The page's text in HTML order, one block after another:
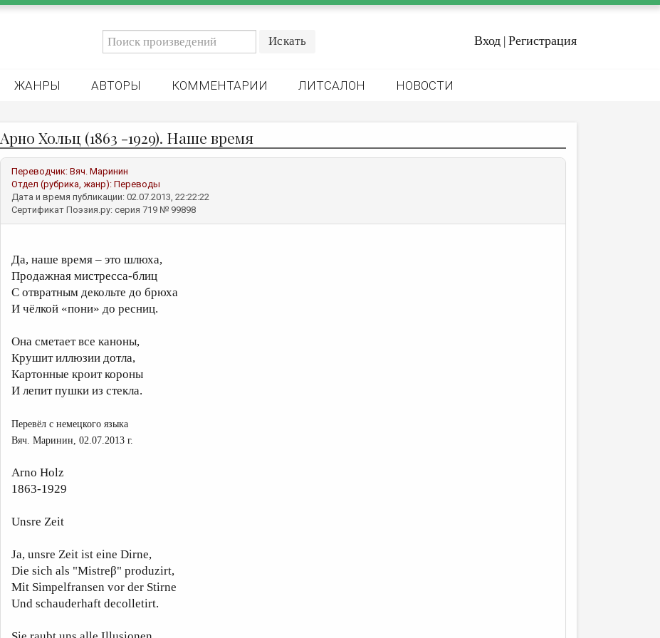
Вход | Регистрация
ЖАНРЫ АВТОРЫ КОММЕНТАРИИ ЛИТСАЛОН НОВОСТИ
Арно Хольц (1863 -1929). Наше время
Переводчик: Вяч. Маринин
Отдел (рубрика, жанр): Переводы
Дата и время публикации: 02.07.2013, 22:22:22
Сертификат Поэзия.ру: серия 719 № 99898
Да, наше время – это шлюха,
Продажная мистресса-блиц
С отвратным декольте до брюха
И чёлкой «пони» до ресниц.
Она сметает все каноны,
Крушит иллюзии дотла,
Картонные кроит короны
И лепит пушки из стекла.
Перевёл с немецкого языка
Вяч. Маринин, 02.07.2013 г.
Arno Holz
1863-1929
Unsre Zeit
Ja, unsre Zeit ist eine Dirne,
Die sich als "Mistreβ" produzirt,
Mit Simpelfransen vor der Stirne
Und schauderhaft decolletirt.